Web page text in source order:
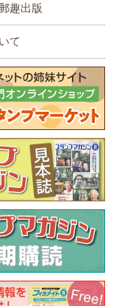
趣出版
て